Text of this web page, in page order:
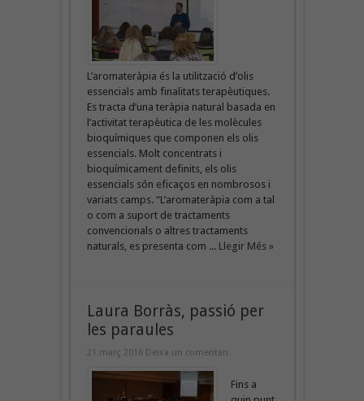
L’aromateràpia és la utilització d’olis
essencials amb finalitats terapèutiques.
Es tracta d’una teràpia natural basada en
l’activitat terapèutica de les molècules
bioquímiques que componen els olis
essencials. Molt concentrats i
bioquímicament definits, els olis
essencials són eficaços en nombrosos i
variats camps. “L’aromateràpia com a tal
o com a suport de tractaments
convencionals o altres tractaments
naturals, es presenta com ... Llegir Més »
Laura Borràs, passió per
les paraules
21 març 2016 Deixa un comentari
Fins a